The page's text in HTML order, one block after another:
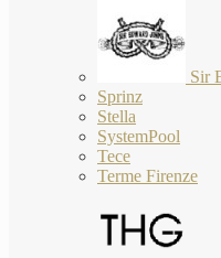
Sir
Sprinz
Stella
SystemPool
Tece
Terme Firenze